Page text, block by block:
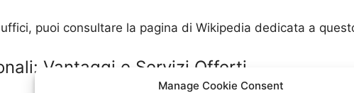
Manage Cookie Consent
puoi consultare la pagina di Wikipedia dedicata a
Vantaggi e Servizi Offerti